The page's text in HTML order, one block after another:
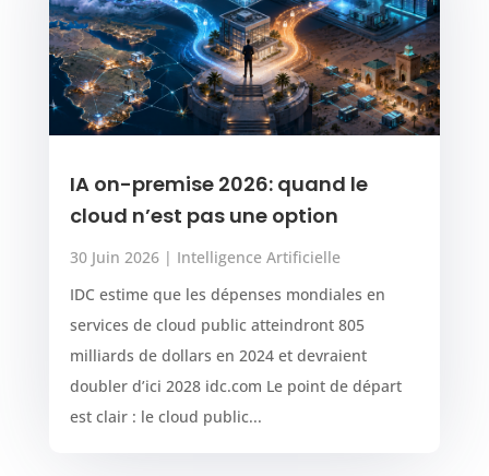
IA on-premise 2026: quand le
cloud n’est pas une option
30 Juin 2026| Intelligence Artificielle
IDC estime que les dépenses mondiales en
services de cloud public atteindront 805
milliards de dollars en 2024 et devraient
doubler d’ici 2028 idc.com Le point de départ
est clair : le cloud public...